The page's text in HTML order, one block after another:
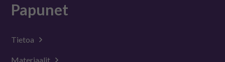
Papunet
Tietoa
Materiaalit